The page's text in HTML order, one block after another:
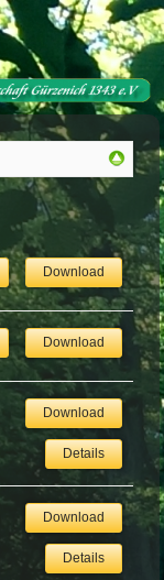
Download
Download
Download
Details
Download
Details